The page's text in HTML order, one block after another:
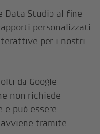
Data Studio al fine
personalizzati
per i nostri
da Google
non richiede
e può essere
avviene tramite